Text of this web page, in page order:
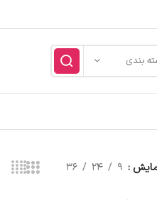
بندی
9
24
36